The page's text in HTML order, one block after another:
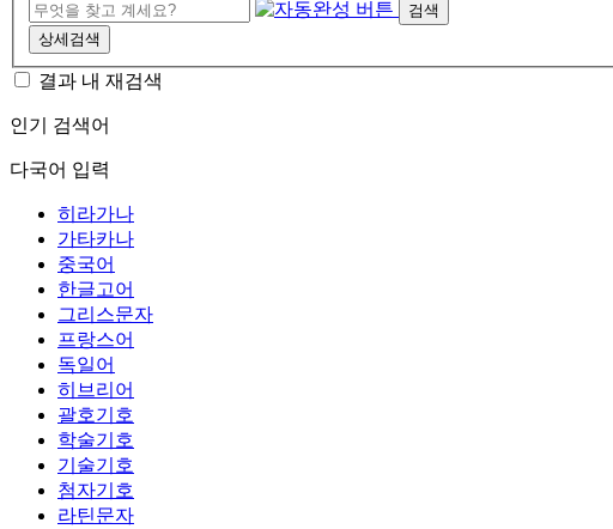
검색
상세검색
결과 내 재검색
인기 검색어
다국어 입력
히라가나
가타카나
중국어
한글고어
그리스문자
프랑스어
독일어
히브리어
괄호기호
학술기호
기술기호
첨자기호
라틴문자